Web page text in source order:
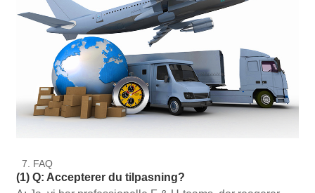
7. FAQ
(1) Q: Accepterer du tilpasning?